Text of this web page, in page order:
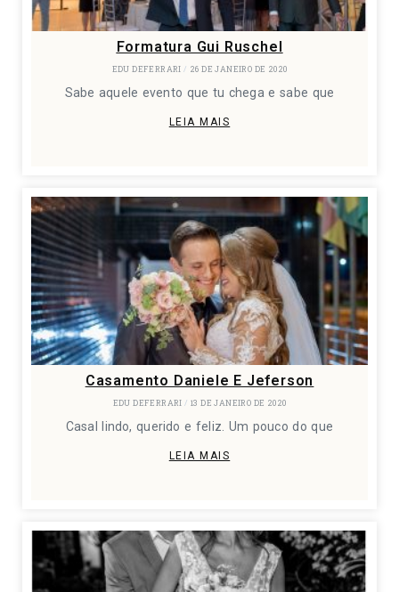
Formatura Gui Ruschel
EDU DEFERRARI 26 DE JANEIRO DE 2020
Sabe aquele evento que tu chega e sabe que
LEIA MAIS
Casamento Daniele E Jeferson
EDU DEFERRARI 13 DE JANEIRO DE 2020
Casal lindo, querido e feliz. Um pouco do que
LEIA MAIS